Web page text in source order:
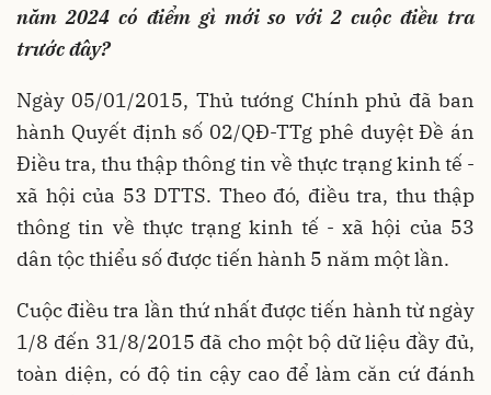
năm 2024 có điểm gì mới so với 2 cuộc điều tra
trước đây?
Ngày 05/01/2015, Thủ tướng Chính phủ đã ban
hành Quyết định số 02/QĐ-TTg phê duyệt Đề án
Điều tra, thu thập thông tin về thực trạng kinh tế -
xã hội của 53 DTTS. Theo đó, điều tra, thu thập
thông tin về thực trạng kinh tế - xã hội của 53
dân tộc thiểu số được tiến hành 5 năm một lần.
Cuộc điều tra lần thứ nhất được tiến hành từ ngày
1/8 đến 31/8/2015 đã cho một bộ dữ liệu đầy đủ,
toàn diện, có độ tin cậy cao để làm căn cứ đánh